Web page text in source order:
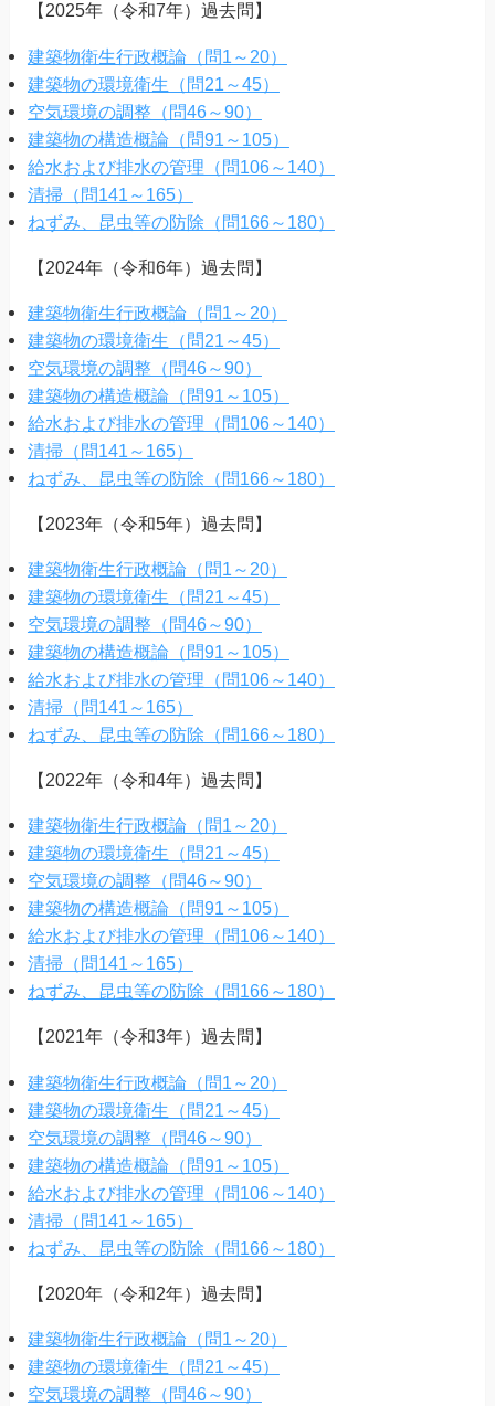
【2025年（令和7年）過去問】
建築物衛生行政概論（問1～20）
建築物の環境衛生（問21～45）
空気環境の調整（問46～90）
建築物の構造概論（問91～105）
給水および排水の管理（問106～140）
清掃（問141～165）
ねずみ、昆虫等の防除（問166～180）
【2024年（令和6年）過去問】
建築物衛生行政概論（問1～20）
建築物の環境衛生（問21～45）
空気環境の調整（問46～90）
建築物の構造概論（問91～105）
給水および排水の管理（問106～140）
清掃（問141～165）
ねずみ、昆虫等の防除（問166～180）
【2023年（令和5年）過去問】
建築物衛生行政概論（問1～20）
建築物の環境衛生（問21～45）
空気環境の調整（問46～90）
建築物の構造概論（問91～105）
給水および排水の管理（問106～140）
清掃（問141～165）
ねずみ、昆虫等の防除（問166～180）
【2022年（令和4年）過去問】
建築物衛生行政概論（問1～20）
建築物の環境衛生（問21～45）
空気環境の調整（問46～90）
建築物の構造概論（問91～105）
給水および排水の管理（問106～140）
清掃（問141～165）
ねずみ、昆虫等の防除（問166～180）
【2021年（令和3年）過去問】
建築物衛生行政概論（問1～20）
建築物の環境衛生（問21～45）
空気環境の調整（問46～90）
建築物の構造概論（問91～105）
給水および排水の管理（問106～140）
清掃（問141～165）
ねずみ、昆虫等の防除（問166～180）
【2020年（令和2年）過去問】
建築物衛生行政概論（問1～20）
建築物の環境衛生（問21～45）
空気環境の調整（問46～90）